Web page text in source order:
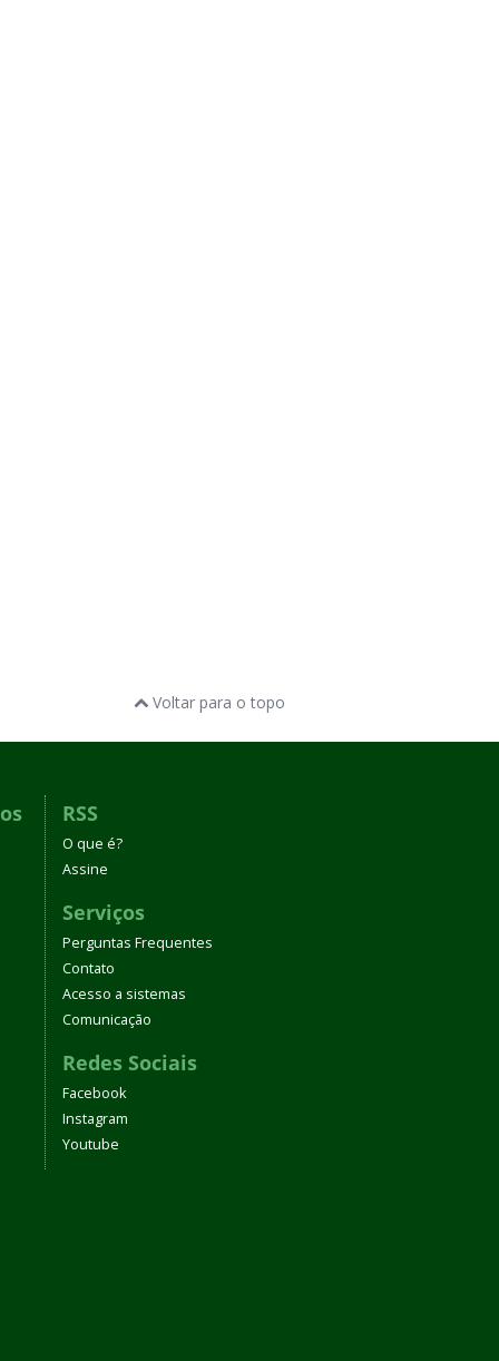
Voltar para o topo
RSS
O que é?
Assine
Serviços
Perguntas Frequentes
Contato
Acesso a sistemas
Comunicação
Redes Sociais
Facebook
Instagram
Youtube